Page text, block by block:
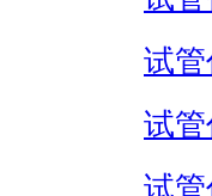
试
试
试